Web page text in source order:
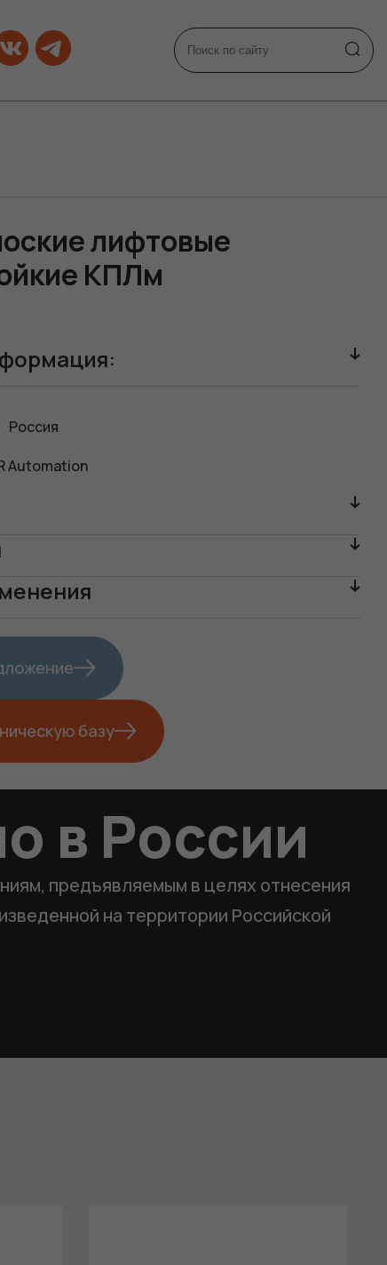
лифтовые
КПЛм
Россия
Automation
базу
в России
предъявляемым в целях отнесения
на территории Российской